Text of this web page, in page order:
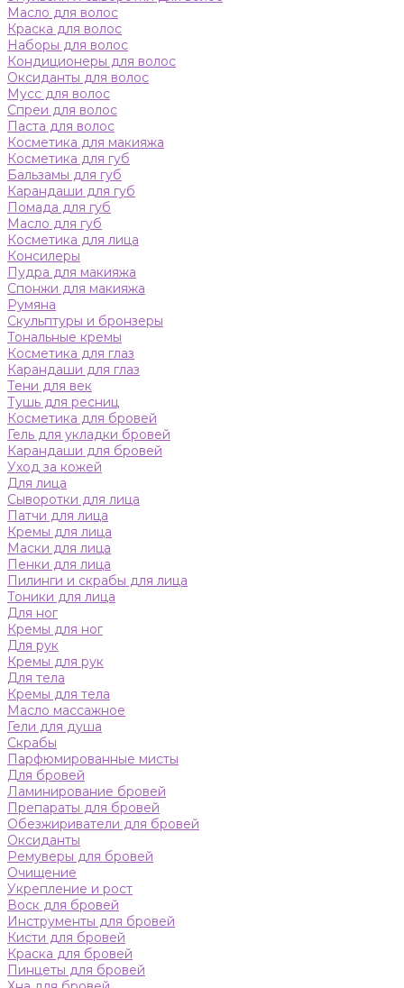
Масло для волос
Краска для волос
Наборы для волос
Кондиционеры для волос
Оксиданты для волос
Мусс для волос
Спреи для волос
Паста для волос
Косметика для макияжа
Косметика для губ
Бальзамы для губ
Карандаши для губ
Помада для губ
Масло для губ
Косметика для лица
Консилеры
Пудра для макияжа
Спонжи для макияжа
Румяна
Скульптуры и бронзеры
Тональные кремы
Косметика для глаз
Карандаши для глаз
Тени для век
Тушь для ресниц
Косметика для бровей
Гель для укладки бровей
Карандаши для бровей
Уход за кожей
Для лица
Сыворотки для лица
Патчи для лица
Кремы для лица
Маски для лица
Пенки для лица
Пилинги и скрабы для лица
Тоники для лица
Для ног
Кремы для ног
Для рук
Кремы для рук
Для тела
Кремы для тела
Масло массажное
Гели для душа
Скрабы
Парфюмированные мисты
Для бровей
Ламинирование бровей
Препараты для бровей
Обезжириватели для бровей
Оксиданты
Ремуверы для бровей
Очищение
Укрепление и рост
Воск для бровей
Инструменты для бровей
Кисти для бровей
Краска для бровей
Пинцеты для бровей